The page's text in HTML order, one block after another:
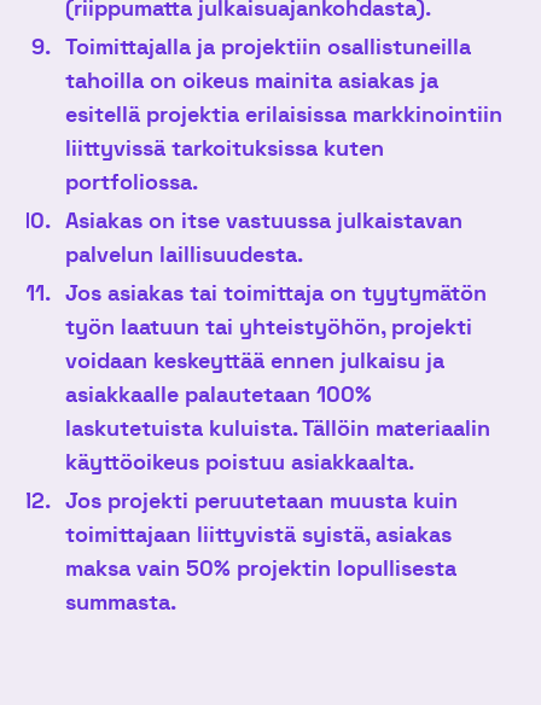
(riippumatta julkaisuajankohdasta).
Toimittajalla ja projektiin osallistuneilla
tahoilla on oikeus mainita asiakas ja
esitellä projektia erilaisissa markkinointiin
liittyvissä tarkoituksissa kuten
portfoliossa.
Asiakas on itse vastuussa julkaistavan
palvelun laillisuudesta.
Jos asiakas tai toimittaja on tyytymätön
työn laatuun tai yhteistyöhön, projekti
voidaan keskeyttää ennen julkaisu ja
asiakkaalle palautetaan 100%
laskutetuista kuluista.Tällöin materiaalin
käyttöoikeus poistuu asiakkaalta.
Jos projekti peruutetaan muusta kuin
toimittajaan liittyvistä syistä, asiakas
maksa vain 50% projektin lopullisesta
summasta.